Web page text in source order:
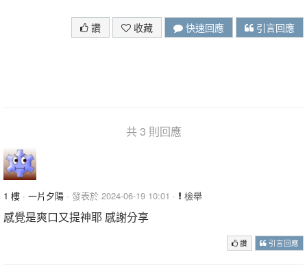
讚 收藏 快速回應 引言回應
共 3 則回應
1 樓 · 一片夕陽 · 發表於 2024-06-19 10:01 · 檢舉
感覺是爽口又提神耶 感謝分享
讚 引言回應